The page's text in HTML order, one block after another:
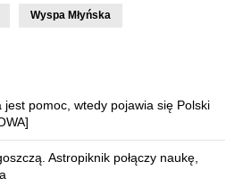
Wyspa Młyńska
pomoc, wtedy pojawia się Polski
Astropiknik połączy naukę,